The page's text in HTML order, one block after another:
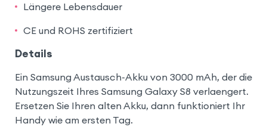
Längere Lebensdauer
CE und ROHS zertifiziert
Details
Ein Samsung Austausch-Akku von 3000 mAh, der die
Nutzungszeit Ihres Samsung Galaxy S8 verlaengert.
Ersetzen Sie Ihren alten Akku, dann funktioniert Ihr
Handy wie am ersten Tag.